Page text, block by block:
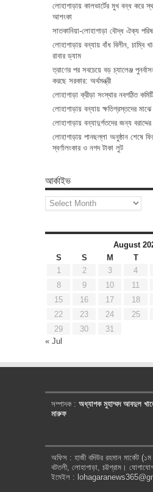
লোহাগাড়ায় কালভার্টের মুখ বন্ধ করে
আশংকা
সাতকানিয়া-লোহাগাড়া বৌদ্ধ ঐক্য
লোহাগাড়ায় বন্যায় বাঁধ বিলীন, চাম্বি
রাবার ড্যাম
ত্রাণের পর সবচেয়ে বড় চ্যালেঞ্জ
করছে সরকার: অর্থমন্ত্রী
লোহাগাড়া ক্রীড়া সংস্থার নবগঠিত
লোহাগাড়ায় বন্যায় ক্ষতিগ্রস্তদের
লোহাগাড়ায় বন্যাদুর্গতদের জন্য
লোহাগাড়ায় পানছল্লা অনুষ্ঠান শেষে
স্বর্ণালংকার ও নগদ টাকা লুট
আর্কাইভ
আর্কাইভ
August
S
S M T
1
2 3 4
8
9 10 11
15
16 17 18
22
23 24 25
29
30
31
« Jul
সম্পাদক : অধ্যাপক মুহাম্মদ আবদুল
মারুফ
অফিস : হাজী বদিউর রহমান মার্কেট
বটতলী, লোহাগাড়া, চট্টগ্রাম।
ইমেইল :